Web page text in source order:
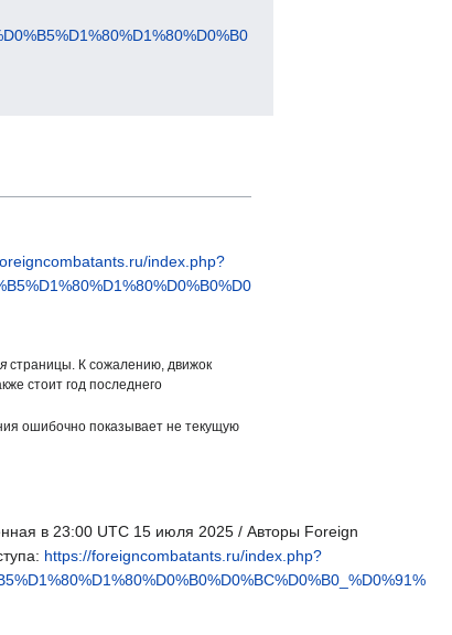
index.php?
страницы. К сожалению, движок
стоит год последнего
ошибочно показывает не текущую
в 23:00 UTC 15 июля 2025 / Авторы Foreign
https://foreigncombatants.ru/index.php?